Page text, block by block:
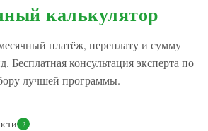
калькулятор
платёж, переплату и сумму
Бесплатная консультация эксперта по
лучшей программы.
?